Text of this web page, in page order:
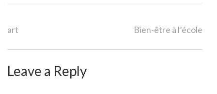
Navigation
art Bien-être à l’école
Leave a Reply